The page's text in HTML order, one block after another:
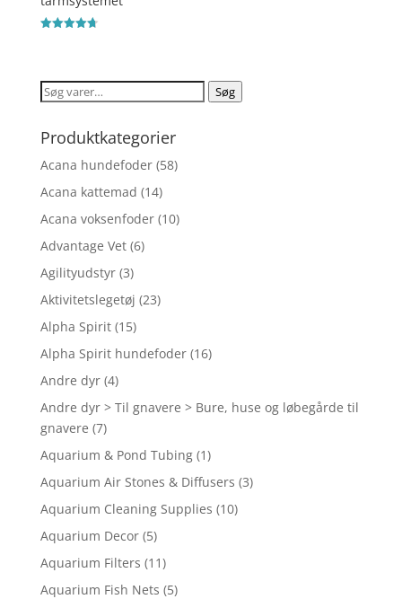
Søg
Søg
Produktkategorier
Acana hundefoder (58)
Acana kattemad (14)
Acana voksenfoder (10)
Advantage Vet (6)
Agilityudstyr (3)
Aktivitetslegetøj (23)
Alpha Spirit (15)
Alpha Spirit hundefoder (16)
Andre dyr (4)
Andre dyr > Til gnavere > Bure, huse og løbegårde til
gnavere (7)
Aquarium & Pond Tubing (1)
Aquarium Air Stones & Diffusers (3)
Aquarium Cleaning Supplies (10)
Aquarium Decor (5)
Aquarium Filters (11)
Aquarium Fish Nets (5)